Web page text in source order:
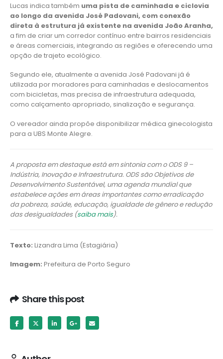
Lucas indica também uma pista de caminhada e ciclovia
ao longo da avenida José Padovani, com conexão
direta à estrutura já existente na avenida João Aranha,
a fim de criar um corredor contínuo entre bairros residenciais
e áreas comerciais, integrando as regiões e oferecendo uma
opção de trajeto ecológico.
Segundo ele, atualmente a avenida José Padovani já é
utilizada por moradores para caminhadas e deslocamentos
com bicicletas, mas precisa de infraestrutura adequada,
como calçamento apropriado, sinalização e segurança.
O vereador ainda propõe disponibilizar médica ginecologista
para a UBS Monte Alegre.
A proposta em destaque está em sintonia com o ODS 9 –
Indústria, Inovação e Infraestrutura. ODS são Objetivos de
Desenvolvimento Sustentável, uma agenda mundial que
estabelece ações em áreas importantes como erradicação
da pobreza, saúde, educação, igualdade de gênero e redução
das desigualdades (saiba mais).
Texto: Lizandra Lima (Estagiária)
Imagem: Prefeitura de Porto Seguro
Share this post